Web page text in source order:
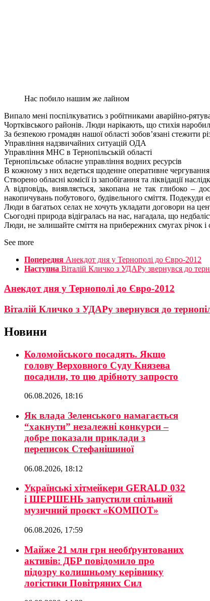
Нас побило нашим же лайном
Випало мені поспілкуватись з робітниками аварійно-
Чортківського районів. Люди нарікають, що стихія
За безпекою громадян нашої області зобов’язані стежити
Управління надзвичайних ситуацій ОДА
Управління МНС в Тернопільській області
Тернопільське обласне управління водних ресурсів
В кожному з них ведеться щоденне оперативне чергування
Створено обласні комісії із запобігання та ліквідації
А відповідь, виявляється, закопана не так глибоко –
накопичувань побутового, будівельного сміття. Подекуди
Люди в багатьох селах не хочуть укладати договори на
Сьогодні природа відігралась на нас, нагадала, що
Люди, не залишайте сміття на прибережних смугах річок і
See more
Попередня Анекдот дня у Тернополі до Євро-2012
Наступна Віталій Кличко з УДАРу звернувся до
Анекдот дня у Тернополі до Євро-2012
Віталій Кличко з УДАРу звернувся до
Новини
Коломойського посадять. Якщо
голову Верховного Суду Князева
посадили, то цю дрібноту запросто
06.08.2026, 18:16
Як влада Зеленського намагається
“хакнути” незалежні конкурси –
добре показали приклади з
переписок Стефанішиної
06.08.2026, 18:12
Українські хітмейкери GERALD 032
і ШЕРШЕНЬ запустили спільний
музичний проєкт «КОМПОТ»
06.08.2026, 17:59
Майже 21 млн грн необґрунтованих
активів: ДБР повідомило про
підозру колишньому керівнику
логістики Повітряних Сил